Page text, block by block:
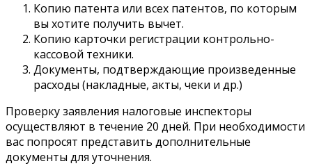
Копию патента или всех патентов, по которым
вы хотите получить вычет.
Копию карточки регистрации контрольно-
кассовой техники.
Документы, подтверждающие произведенные
расходы (накладные, акты, чеки и др.)
Проверку заявления налоговые инспекторы
осуществляют в течение 20 дней. При необходимости
вас попросят представить дополнительные
документы для уточнения.